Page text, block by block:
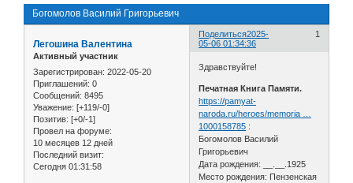
Богомолов Василий Григорьевич
Поделиться 1
2025-
05-06 01:34:36
Легошина Валентина
Активный участник
Зарегистрирован: 2022-05-20
Приглашений: 0
Сообщений: 8495
Уважение: [+119/-0]
Позитив: [+0/-1]
Провел на форуме:
10 месяцев 12 дней
Последний визит:
Сегодня 01:31:58
Здравствуйте!
Печатная Книга Памяти.
https://pamyat-
naroda.ru/heroes/memoria …
1000158785 :
Богомолов Василий
Григорьевич
Дата рождения: __.__.1925
Место рождения: Пензенская